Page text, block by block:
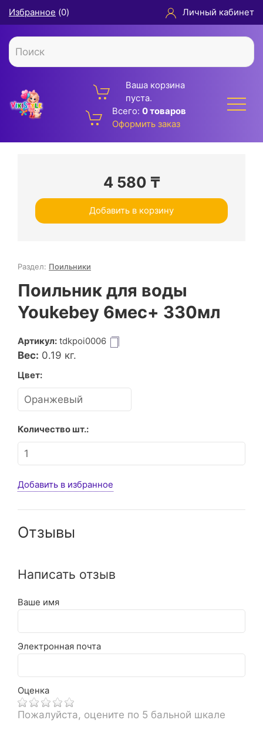
Избранное (0) Личный кабинет
Ваша корзина
пуста.
Всего: 0 товаров
Оформить заказ
4 580 ₸
Добавить в корзину
Раздел: Поильники
Поильник для воды
Youkebey 6мес+ 330мл
Артикул: tdkpoi0006
Вес: 0.19 кг.
Цвет:
Количество шт.:
Добавить в избранное
Отзывы
Написать отзыв
Ваше имя
Электронная почта
Оценка
Пожалуйста, оцените по 5 бальной шкале